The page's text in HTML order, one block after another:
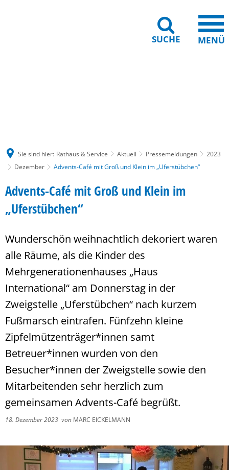
SUCHE MENÜ
Sie sind hier: Rathaus & Service Aktuell Pressemeldungen
2023
Dezember
Advents-Café mit Groß und Klein im „Uferstübchen“
Advents-Café mit Groß und Klein im
„Uferstübchen“
Wunderschön weihnachtlich dekoriert waren
alle Räume, als die Kinder des
Mehrgenerationenhauses „Haus
International“ am Donnerstag in der
Zweigstelle „Uferstübchen“ nach kurzem
Fußmarsch eintrafen. Fünfzehn kleine
Zipfelmützenträger*innen samt
Betreuer*innen wurden von den
Besucher*innen der Zweigstelle sowie den
Mitarbeitenden sehr herzlich zum
gemeinsamen Advents-Café begrüßt.
18. Dezember 2023 von MARC EICKELMANN